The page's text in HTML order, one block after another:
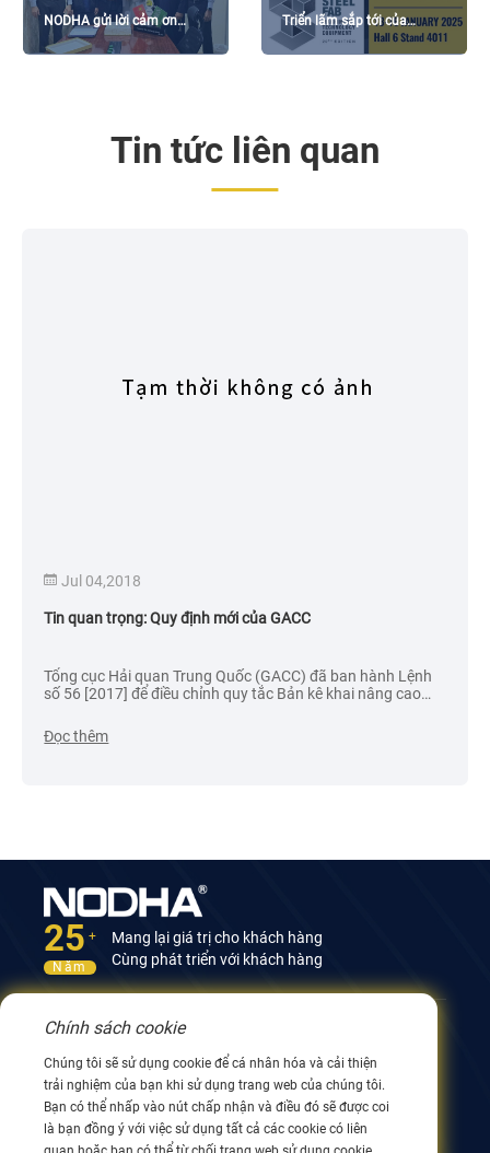
NODHA gửi lời cảm ơn
chân thành đến TPS
Triển lãm sắp tới của
NODHA: 2025 STEELFAB
Tin tức liên quan
Jul 04,2018
Tin quan trọng: Quy định mới của GACC
Tổng cục Hải quan Trung Quốc (GACC) đã ban hành Lệnh
số 56 [2017] để điều chỉnh quy tắc Bản kê khai nâng cao
hiệu quả việc hải quan thực hiện nhập cảnh an toàn và
phòng ngừa rủi ro đối với hàng hóa xuất nhập khẩu vào/từ
Đọc thêm
25 +
Năm
Mang lại giá trị cho khách hàng
Cùng phát triển với khách hàng
Tòa nhà 12, số 9 Đường Xingyang, Vô Tích 214082,
Giang Tô, Trung Quốc
0086 510 8580 8562
Chính sách cookie
Chúng tôi sẽ sử dụng cookie để cá nhân hóa và cải thiện
trải nghiệm của bạn khi sử dụng trang web của chúng tôi.
Bạn có thể nhấp vào nút chấp nhận và điều đó sẽ được coi
là bạn đồng ý với việc sử dụng tất cả các cookie có liên